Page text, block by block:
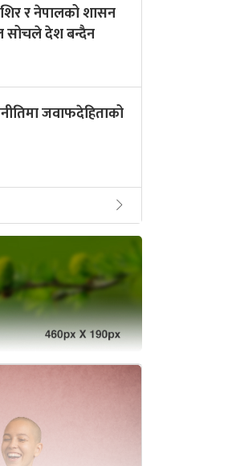
र नेपालको शासन
सोचले देश बन्दैन
जवाफदेहिताको